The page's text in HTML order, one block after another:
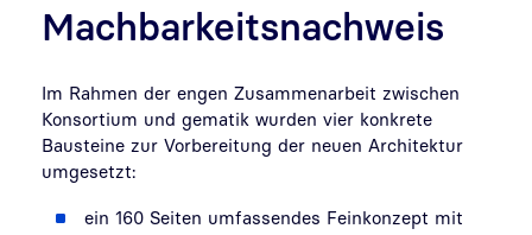
Machbarkeitsnachweis
Im Rahmen der engen Zusammenarbeit zwischen
Konsortium und gematik wurden vier konkrete
Bausteine zur Vorbereitung der neuen Architektur
umgesetzt:
ein 160 Seiten umfassendes Feinkonzept mit